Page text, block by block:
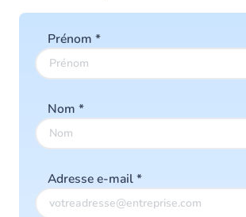
Prénom *
Nom *
Adresse e-mail*